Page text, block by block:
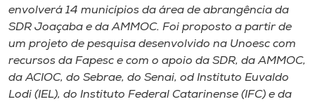
envolverá 14 municípios da área de abrangência da
SDR Joaçaba e da AMMOC. Foi proposto a partir de
um projeto de pesquisa desenvolvido na Unoesc com
recursos da Fapesc e com o apoio da SDR, da AMMOC,
da ACIOC, do Sebrae, do Senai, od Instituto Euvaldo
Lodi (IEL), do Instituto Federal Catarinense (IFC) e da